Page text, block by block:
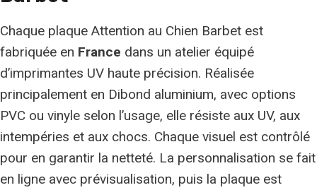
Chaque plaque Attention au Chien Barbet est
fabriquée en France dans un atelier équipé
d’imprimantes UV haute précision. Réalisée
principalement en Dibond aluminium, avec options
PVC ou vinyle selon l’usage, elle résiste aux UV, aux
intempéries et aux chocs. Chaque visuel est contrôlé
pour en garantir la netteté. La personnalisation se fait
en ligne avec prévisualisation, puis la plaque est